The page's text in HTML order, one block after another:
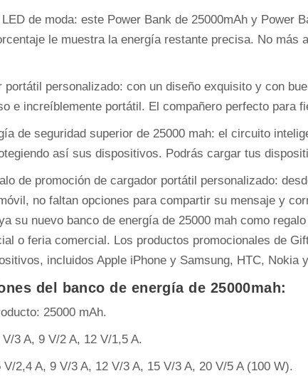
de moda: este Power Bank de 25000mAh y
le muestra la energía restante precisa. No
portátil personalizado: con un diseño exquisito y con
e increíblemente portátil. El compañero perfecto
de seguridad superior de 25000 mah: el circuito
así sus dispositivos. Podrás cargar tus
de promoción de cargador portátil personalizado:
no faltan opciones para compartir su mensaje y
su nuevo banco de energía de 25000 mah como
o feria comercial. Los productos promocionales de
incluidos Apple iPhone y Samsung, HTC, Nokia
del banco de energía de 25000mah:
25000 mAh.
3 A, 9 V/2 A, 12 V/1,5 A.
2,4 A, 9 V/3 A, 12 V/3 A, 15 V/3 A, 20 V/5 A (100 W).